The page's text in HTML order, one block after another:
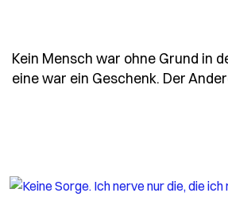
Kein Mensch war ohne Grund in
eine war ein Geschenk. Der